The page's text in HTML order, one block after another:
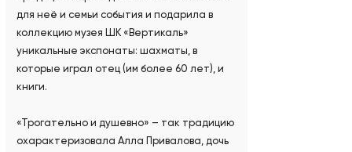
для неё и семьи события и подарила в
коллекцию музея ШК «Вертикаль»
уникальные экспонаты: шахматы, в
которые играл отец (им более 60 лет), и
книги.
«Трогательно и душевно» – так традицию
охарактеризовала Алла Привалова, дочь